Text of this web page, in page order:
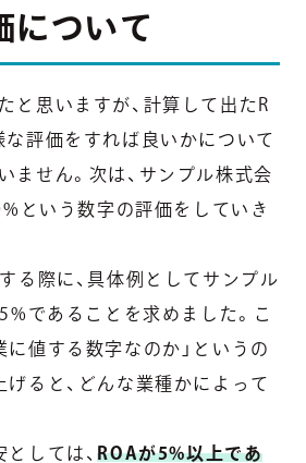
について
と思いますが、計算して出たR
評価をすれば良いかについて
ません。次は、サンプル株式会
という数字の評価をしていき
る際に、具体例としてサンプル
であることを求めました。こ
に値する数字なのか」というの
げると、どんな業種かによって
としては、ROAが5%以上であ